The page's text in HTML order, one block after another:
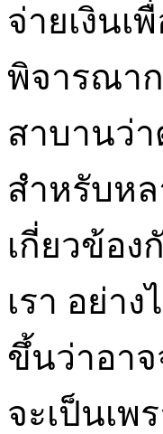
จ่ายเงินเ
พิจารณาก
สาบานว่
สำหรับหล
เกี่ยวข้อง
เรา อย่า
ขึ้นว่าอา
จะเป็นเพ